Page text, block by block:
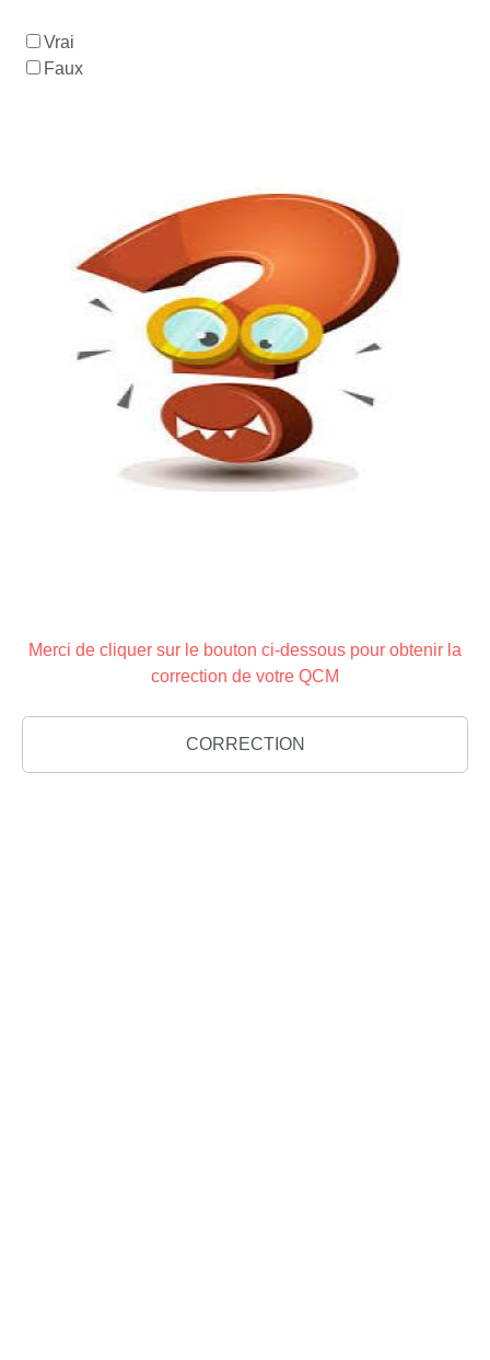
Vrai
Faux
Merci de cliquer sur le bouton ci-dessous pour obtenir la
correction de votre QCM